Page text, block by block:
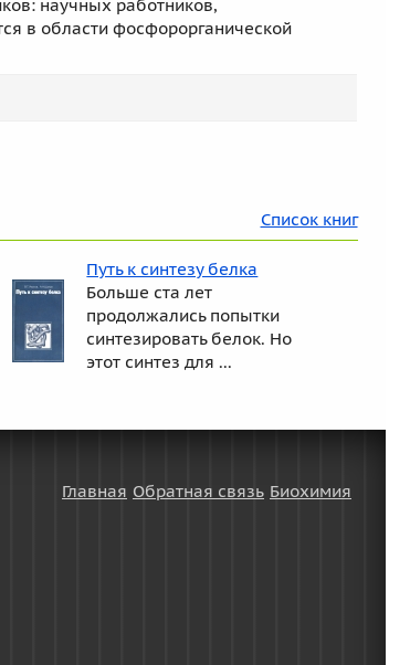
научных работников,
в области фосфорорганической
Список книг
Путь к синтезу белка
Больше ста лет
продолжались попытки
синтезировать белок. Но
этот синтез для ...
Главная Обратная связь Биохимия